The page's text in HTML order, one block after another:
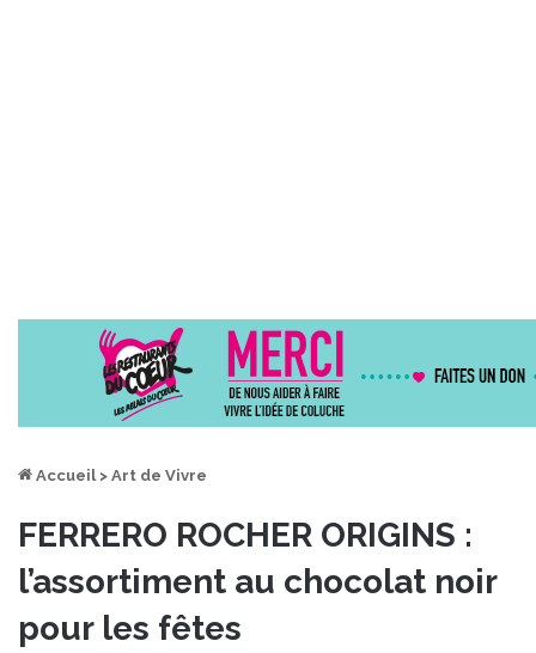
Accueil > Art de Vivre
FERRERO ROCHER ORIGINS :
l’assortiment au chocolat noir
pour les fêtes